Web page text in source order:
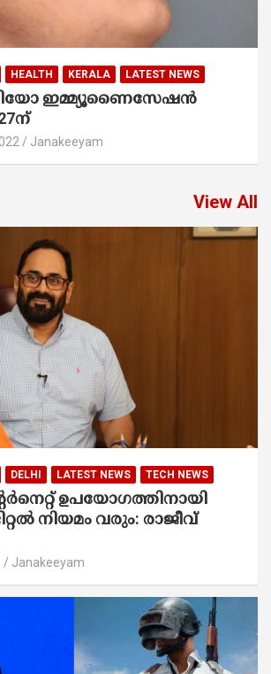
HEALTH KERALA LATEST NEWS
ഇമ്മ്യൂണൈസേഷൻ
Janakeeyam
View All
DELHI LATEST NEWS TECH NEWS
ഉപയോഗത്തിനായി
നിയമം വരും: രാജീവ്
Janakeeyam